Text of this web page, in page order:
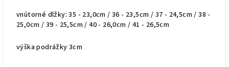
vnútorné dlžky: 35 - 23,0cm / 36 - 23,5cm / 37 - 24,5cm / 38 -
25,0cm / 39 - 25,5cm / 40 - 26,0cm / 41 - 26,5cm
výška podrážky 3cm